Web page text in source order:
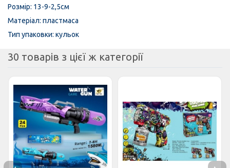
Розмір: 13-9-2,5см
Матеріал: пластмаса
Тип упаковки: кульок
30 товарів з цієї ж категорії